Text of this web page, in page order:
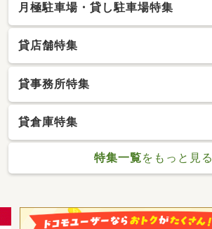
月極駐車場・貸し駐車場特集
貸店舗特集
貸事務所特集
貸倉庫特集
特集一覧をもっと見る